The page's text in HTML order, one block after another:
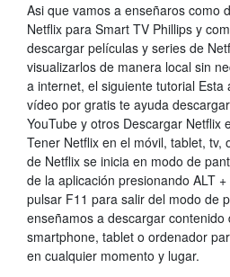
Asi que vamos a enseñaros como
Netflix para Smart TV Phillips y
descargar películas y series de
visualizarlos de manera local sin
a internet, el siguiente tutorial
vídeo por gratis te ayuda
YouTube y otros Descargar Netflix
Tener Netflix en el móvil, tablet,
de Netflix se inicia en modo de
de la aplicación presionando ALT
pulsar F11 para salir del modo de
enseñamos a descargar contenido
smartphone, tablet o ordenador
en cualquier momento y lugar.